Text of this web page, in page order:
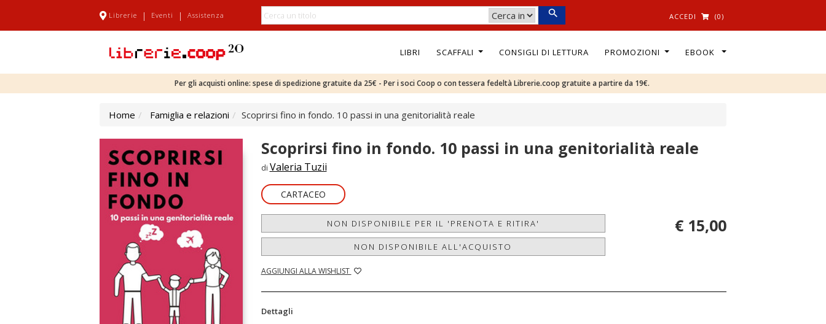
Librerie | Eventi | Assistenza ACCEDI (0)
LIBRI SCAFFALI CONSIGLI DI LETTURA PROMOZIONI EBOOK
Per gli acquisti online: spese di spedizione gratuite da 25€ - Per i soci Coop o con tessera fedeltà Librerie.coop gratuite a partire da 19€.
Home Famiglia e relazioni Scoprirsi fino in fondo. 10 passi in una genitorialità reale
Scoprirsi fino in fondo. 10 passi in una genitorialità reale
di Valeria Tuzii
CARTACEO
NON DISPONIBILE PER IL 'PRENOTA E RITIRA'
NON DISPONIBILE ALL'ACQUISTO
AGGIUNGI ALLA WISHLIST
€ 15,00
Dettagli